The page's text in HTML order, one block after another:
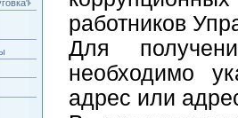
работников
Для
необходимо
адрес или